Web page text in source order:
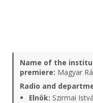
Name of the
premiere: Magyar
Radio and
Elnök: Szirmai